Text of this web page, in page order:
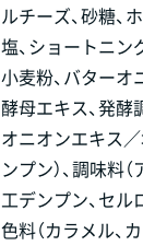
ルチーズ、砂糖、
塩、ショートニン
小麦粉、バターオ
酵母エキス、発酵
オニオンエキス
ンプン）、調味料
工デンプン、セル
色料（カラメル、